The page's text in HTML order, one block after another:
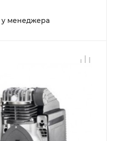
у менеджера